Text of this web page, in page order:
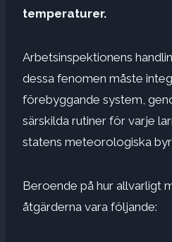
temperaturer.
Arbetsinspektionens
dessa fenomen måste
förebyggande system,
särskilda rutiner för varje
statens meteorologiska
Beroende på hur allvarligt
åtgärderna vara följande: